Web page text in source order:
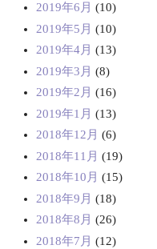
2019年6月 (10)
2019年5月 (10)
2019年4月 (13)
2019年3月 (8)
2019年2月 (16)
2019年1月 (13)
2018年12月 (6)
2018年11月 (19)
2018年10月 (15)
2018年9月 (18)
2018年8月 (26)
2018年7月 (12)